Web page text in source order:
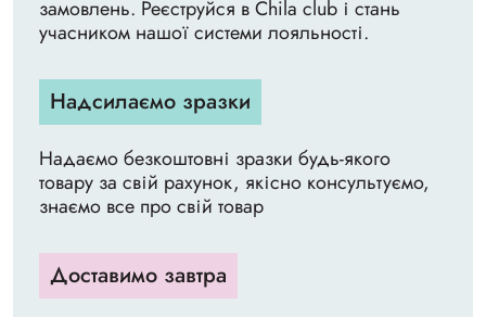
замовлень. Реєструйся в Chila club і стань
учасником нашої системи лояльності.
Надсилаємо зразки
Надаємо безкоштовні зразки будь-якого
товару за свій рахунок, якісно консультуємо,
знаємо все про свій товар
Доставимо завтра